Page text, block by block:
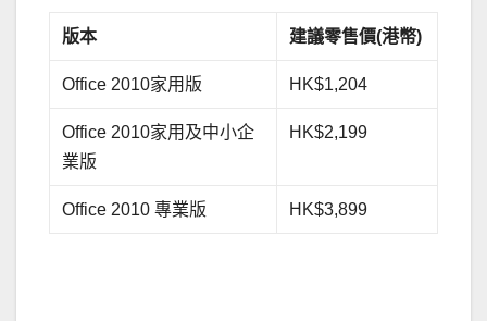
版本 建議零售價(港幣)
Office 2010家用版 HK$1,204
Office 2010家用及中小企
業版
HK$2,199
Office 2010 專業版 HK$3,899